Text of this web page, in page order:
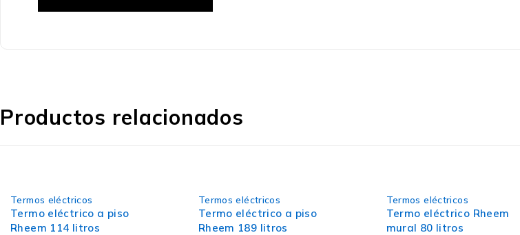
Productos relacionados
Termos eléctricos
Termo eléctrico a piso
Rheem 114 litros
Termos eléctricos
Termo eléctrico a piso
Rheem 189 litros
Termos eléctricos
Termo eléctrico Rheem
mural 80 litros